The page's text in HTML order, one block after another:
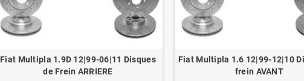
Fiat Multipla 1.9D 12|99-06|11 Disques
de Frein ARRIERE
Fiat Multipla 1.6 12|99-12|10
frein AVANT